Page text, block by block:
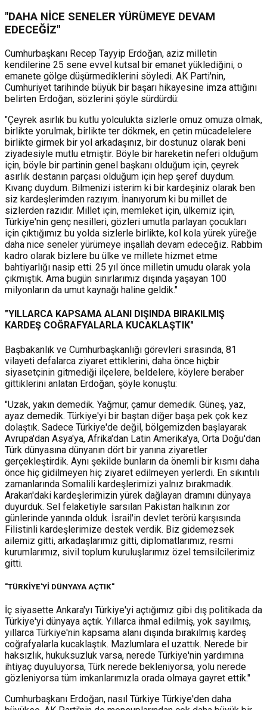
"DAHA NİCE SENELER YÜRÜMEYE DEVAM
EDECEĞİZ"
Cumhurbaşkanı Recep Tayyip Erdoğan, aziz milletin
kendilerine 25 sene evvel kutsal bir emanet yüklediğini, o
emanete gölge düşürmediklerini söyledi. AK Parti'nin,
Cumhuriyet tarihinde büyük bir başarı hikayesine imza attığını
belirten Erdoğan, sözlerini şöyle sürdürdü:
"Çeyrek asırlık bu kutlu yolculukta sizlerle omuz omuza olmak,
birlikte yorulmak, birlikte ter dökmek, en çetin mücadelelere
birlikte girmek bir yol arkadaşınız, bir dostunuz olarak beni
ziyadesiyle mutlu etmiştir. Böyle bir hareketin neferi olduğum
için, böyle bir partinin genel başkanı olduğum için, çeyrek
asırlık destanın parçası olduğum için hep şeref duydum.
Kıvanç duydum. Bilmenizi isterim ki bir kardeşiniz olarak ben
siz kardeşlerimden razıyım. İnanıyorum ki bu millet de
sizlerden razıdır. Millet için, memleket için, ülkemiz için,
Türkiye'nin genç nesilleri, gözleri umutla parlayan çocukları
için çıktığımız bu yolda sizlerle birlikte, kol kola yürek yüreğe
daha nice seneler yürümeye inşallah devam edeceğiz. Rabbim
kadro olarak bizlere bu ülke ve millete hizmet etme
bahtiyarlığı nasip etti. 25 yıl önce milletin umudu olarak yola
çıkmıştık. Ama bugün sınırlarımız dışında yaşayan 100
milyonların da umut kaynağı haline geldik."
"YILLARCA KAPSAMA ALANI DIŞINDA BIRAKILMIŞ
KARDEŞ COĞRAFYALARLA KUCAKLAŞTIK"
Başbakanlık ve Cumhurbaşkanlığı görevleri sırasında, 81
vilayeti defalarca ziyaret ettiklerini, daha önce hiçbir
siyasetçinin gitmediği ilçelere, beldelere, köylere beraber
gittiklerini anlatan Erdoğan, şöyle konuştu:
"Uzak, yakın demedik. Yağmur, çamur demedik. Güneş, yaz,
ayaz demedik. Türkiye'yi bir baştan diğer başa pek çok kez
dolaştık. Sadece Türkiye'de değil, bölgemizden başlayarak
Avrupa'dan Asya'ya, Afrika'dan Latin Amerika'ya, Orta Doğu'dan
Türk dünyasına dünyanın dört bir yanına ziyaretler
gerçekleştirdik. Aynı şekilde bunların da önemli bir kısmı daha
önce hiç gidilmeyen hiç ziyaret edilmeyen yerlerdi. En sıkıntılı
zamanlarında Somalili kardeşlerimizi yalnız bırakmadık.
Arakan'daki kardeşlerimizin yürek dağlayan dramını dünyaya
duyurduk. Sel felaketiyle sarsılan Pakistan halkının zor
günlerinde yanında olduk. İsrail'in devlet terörü karşısında
Filistinli kardeşlerimize destek verdik. Biz gidemezsek
ailemiz gitti, arkadaşlarımız gitti, diplomatlarımız, resmi
kurumlarımız, sivil toplum kuruluşlarımız özel temsilcilerimiz
gitti.
"TÜRKİYE'Yİ DÜNYAYA AÇTIK"
İç siyasette Ankara'yı Türkiye'yi açtığımız gibi dış politikada da
Türkiye'yi dünyaya açtık. Yıllarca ihmal edilmiş, yok sayılmış,
yıllarca Türkiye'nin kapsama alanı dışında bırakılmış kardeş
coğrafyalarla kucaklaştık. Mazlumlara el uzattık. Nerede bir
haksızlık, hukuksuzluk varsa, nerede Türkiye'nin yardımına
ihtiyaç duyuluyorsa, Türk nerede bekleniyorsa, yolu nerede
gözleniyorsa tüm imkanlarımızla orada olmaya gayret ettik."
Cumhurbaşkanı Erdoğan, nasıl Türkiye Türkiye'den daha